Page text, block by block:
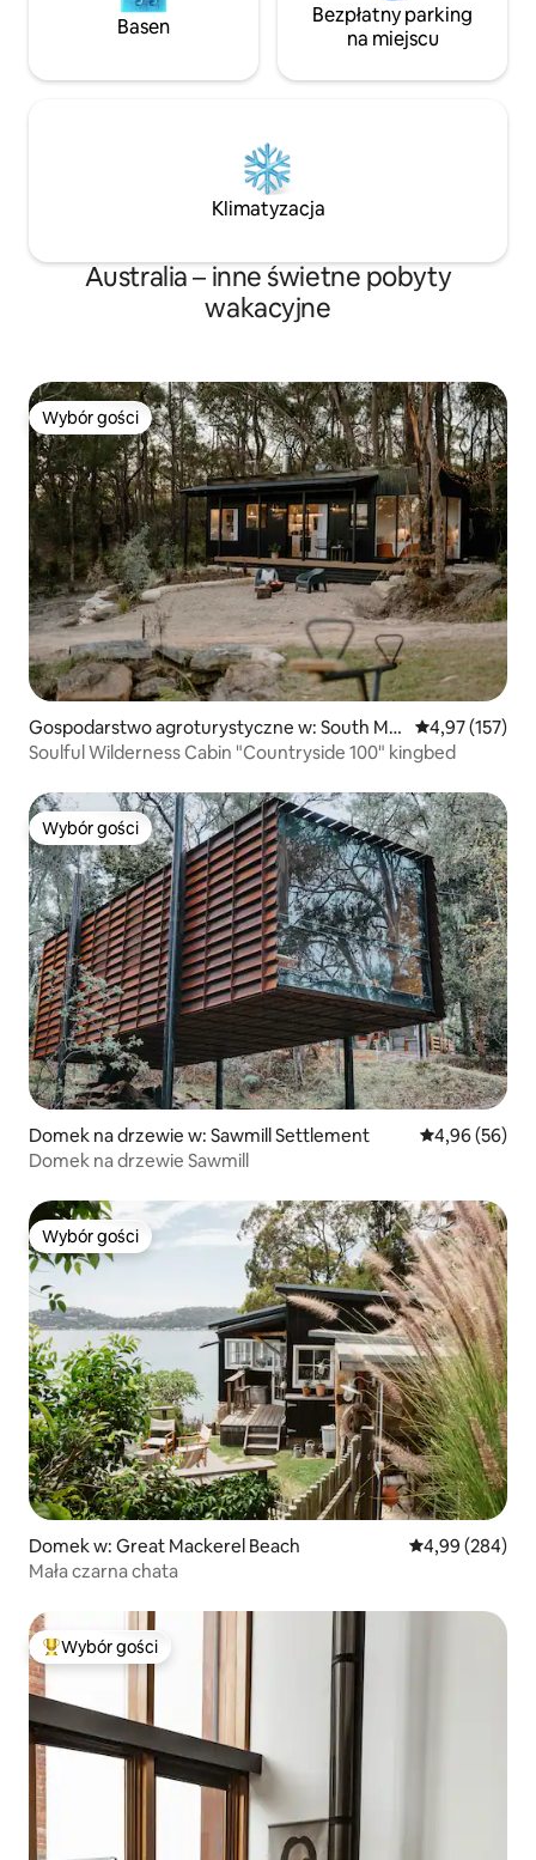
Basen
Bezpłatny parking
na miejscu
Klimatyzacja
Australia – inne świetne pobyty
wakacyjne
Wybór gości
Wybór gości
Gospodarstwo agroturystyczne w: South Mar
oota
Średnia
4,97 (157)
Soulful Wilderness Cabin "Countryside 100" kingbed
Wybór gości
Wybór gości
Domek na drzewie w: Sawmill Settlement Średnia
4,96 (56)
Domek na drzewie Sawmill
Wybór gości
Wybór gości
Domek w: Great Mackerel Beach Średnia
4,99 (284)
Mała czarna chata
Najpopularniejsze z kategorii Wybór gości
Wybór gości